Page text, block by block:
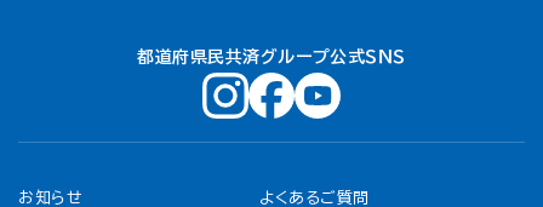
都道府県民共済グループ公式ＳＮＳ
お知らせ よくあるご質問